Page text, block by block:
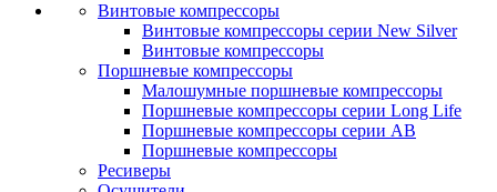
Винтовые компрессоры
Винтовые компрессоры серии New Silver
Винтовые компрессоры
Поршневые компрессоры
Малошумные поршневые компрессоры
Поршневые компрессоры серии Long Life
Поршневые компрессоры серии AB
Поршневые компрессоры
Ресиверы